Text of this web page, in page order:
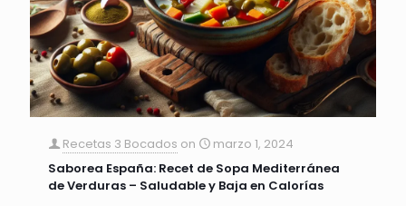
Recetas 3 Bocados on
marzo 1, 2024
Saborea España: Recet de Sopa Mediterránea
de Verduras – Saludable y Baja en Calorías